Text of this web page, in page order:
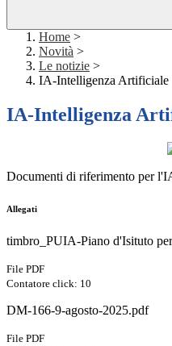
Home >
Novità >
Le notizie >
IA-Intelligenza Artificiale
IA-Intelligenza
Documenti di riferimento per
Allegati
timbro_PUIA-Piano d'Isituto
File PDF
Contatore click: 10
DM-166-9-agosto-2025.pdf
File PDF